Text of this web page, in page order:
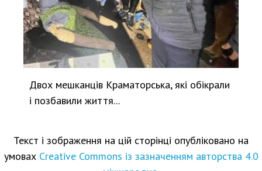
Двох мешканців Краматорська, які обікрали
і позбавили життя...
Текст і зображення на цій сторінці опубліковано на
умовах Creative Commons із зазначенням авторства 4.0